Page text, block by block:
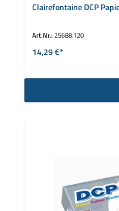
Clairefontaine DCP
Art.Nr.:25688.120
14,29 €*